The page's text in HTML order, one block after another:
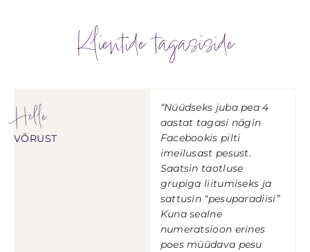
Klientide tagasiside
Helle
VÕRUST
“Nüüdseks juba pea 4
aastat tagasi nägin
Facebookis pilti
imeilusast pesust.
Saatsin taotluse
grupiga liitumiseks ja
sattusin “pesuparadiisi”
Kuna sealne
numeratsioon erines
poes müüdava pesu